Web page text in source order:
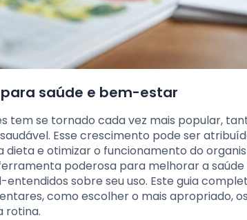
saúde e bem-estar
tem se tornado cada vez mais popular,
Esse crescimento pode ser
e otimizar o funcionamento do
poderosa para melhorar a saúde
sobre seu uso. Este guia
como escolher o mais apropriado,
rotina.